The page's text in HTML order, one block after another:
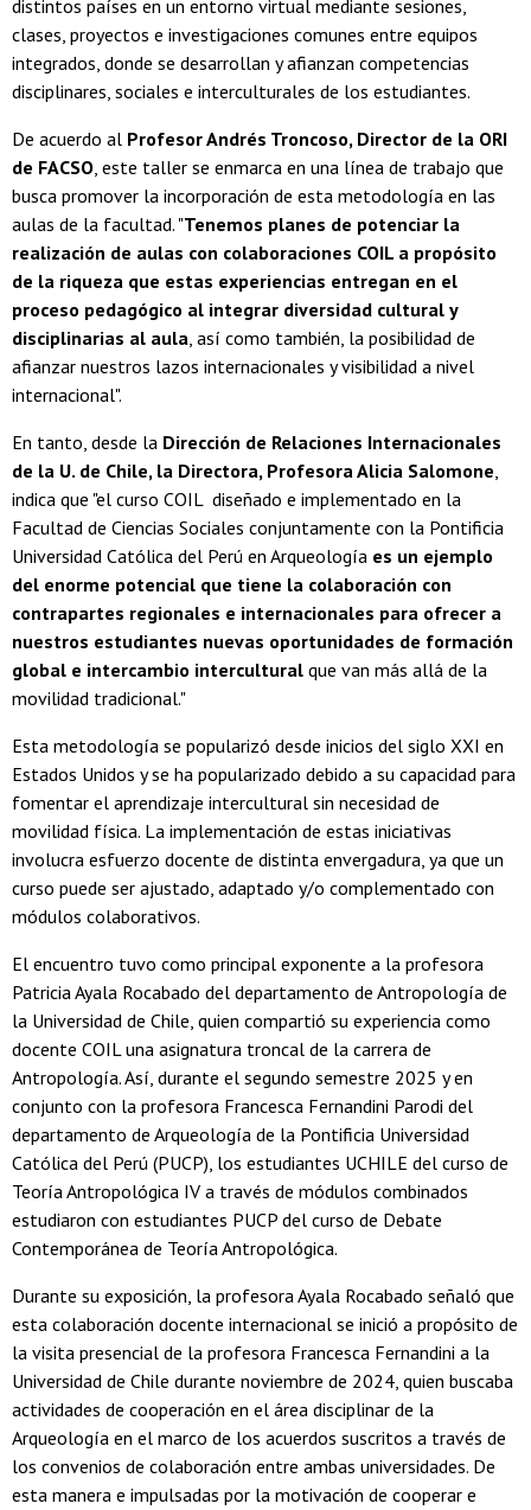
distintos países en un entorno virtual mediante sesiones,
clases, proyectos e investigaciones comunes entre equipos
integrados, donde se desarrollan y afianzan competencias
disciplinares, sociales e interculturales de los estudiantes.
De acuerdo al Profesor Andrés Troncoso, Director de la ORI
de FACSO, este taller se enmarca en una línea de trabajo que
busca promover la incorporación de esta metodología en las
aulas de la facultad. "Tenemos planes de potenciar la
realización de aulas con colaboraciones COIL a propósito
de la riqueza que estas experiencias entregan en el
proceso pedagógico al integrar diversidad cultural y
disciplinarias al aula, así como también, la posibilidad de
afianzar nuestros lazos internacionales y visibilidad a nivel
internacional".
En tanto, desde la Dirección de Relaciones Internacionales
de la U. de Chile, la Directora, Profesora Alicia Salomone,
indica que "el curso COIL diseñado e implementado en la
Facultad de Ciencias Sociales conjuntamente con la Pontificia
Universidad Católica del Perú en Arqueología es un ejemplo
del enorme potencial que tiene la colaboración con
contrapartes regionales e internacionales para ofrecer a
nuestros estudiantes nuevas oportunidades de formación
global e intercambio intercultural que van más allá de la
movilidad tradicional."
Esta metodología se popularizó desde inicios del siglo XXI en
Estados Unidos y se ha popularizado debido a su capacidad para
fomentar el aprendizaje intercultural sin necesidad de
movilidad física. La implementación de estas iniciativas
involucra esfuerzo docente de distinta envergadura, ya que un
curso puede ser ajustado, adaptado y/o complementado con
módulos colaborativos.
El encuentro tuvo como principal exponente a la profesora
Patricia Ayala Rocabado del departamento de Antropología de
la Universidad de Chile, quien compartió su experiencia como
docente COIL una asignatura troncal de la carrera de
Antropología. Así, durante el segundo semestre 2025 y en
conjunto con la profesora Francesca Fernandini Parodi del
departamento de Arqueología de la Pontificia Universidad
Católica del Perú (PUCP), los estudiantes UCHILE del curso de
Teoría Antropológica IV a través de módulos combinados
estudiaron con estudiantes PUCP del curso de Debate
Contemporánea de Teoría Antropológica.
Durante su exposición, la profesora Ayala Rocabado señaló que
esta colaboración docente internacional se inició a propósito de
la visita presencial de la profesora Francesca Fernandini a la
Universidad de Chile durante noviembre de 2024, quien buscaba
actividades de cooperación en el área disciplinar de la
Arqueología en el marco de los acuerdos suscritos a través de
los convenios de colaboración entre ambas universidades. De
esta manera e impulsadas por la motivación de cooperar e